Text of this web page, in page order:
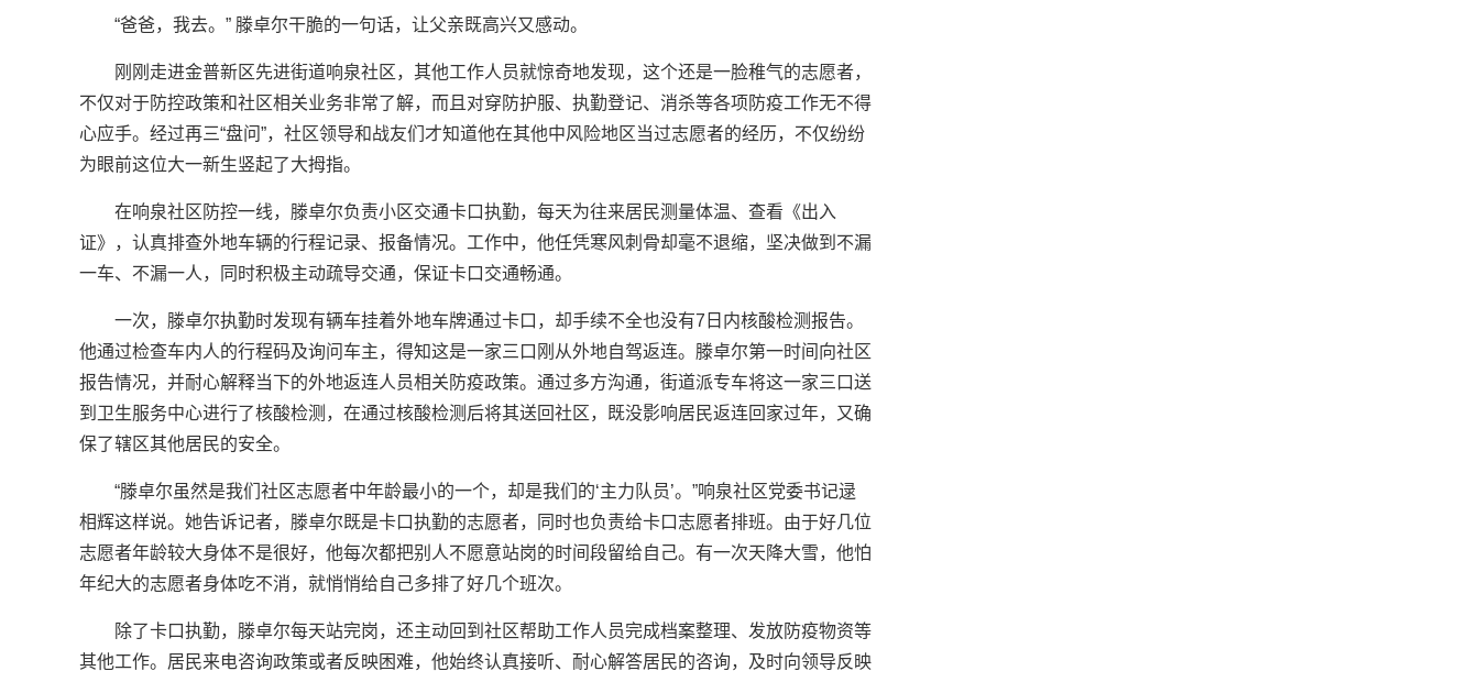
“爸爸，我去。” 滕卓尔干脆的一句话，让父亲既高兴又感动。
刚刚走进金普新区先进街道响泉社区，其他工作人员就惊奇地发现，这个还是一脸稚气的志愿者，
不仅对于防控政策和社区相关业务非常了解，而且对穿防护服、执勤登记、消杀等各项防疫工作无不得
心应手。经过再三“盘问”，社区领导和战友们才知道他在其他中风险地区当过志愿者的经历，不仅纷纷
为眼前这位大一新生竖起了大拇指。
在响泉社区防控一线，滕卓尔负责小区交通卡口执勤，每天为往来居民测量体温、查看《出入
证》，认真排查外地车辆的行程记录、报备情况。工作中，他任凭寒风刺骨却毫不退缩，坚决做到不漏
一车、不漏一人，同时积极主动疏导交通，保证卡口交通畅通。
一次，滕卓尔执勤时发现有辆车挂着外地车牌通过卡口，却手续不全也没有7日内核酸检测报告。
他通过检查车内人的行程码及询问车主，得知这是一家三口刚从外地自驾返连。滕卓尔第一时间向社区
报告情况，并耐心解释当下的外地返连人员相关防疫政策。通过多方沟通，街道派专车将这一家三口送
到卫生服务中心进行了核酸检测，在通过核酸检测后将其送回社区，既没影响居民返连回家过年，又确
保了辖区其他居民的安全。
“滕卓尔虽然是我们社区志愿者中年龄最小的一个，却是我们的‘主力队员’。”响泉社区党委书记逯
相辉这样说。她告诉记者，滕卓尔既是卡口执勤的志愿者，同时也负责给卡口志愿者排班。由于好几位
志愿者年龄较大身体不是很好，他每次都把别人不愿意站岗的时间段留给自己。有一次天降大雪，他怕
年纪大的志愿者身体吃不消，就悄悄给自己多排了好几个班次。
除了卡口执勤，滕卓尔每天站完岗，还主动回到社区帮助工作人员完成档案整理、发放防疫物资等
其他工作。居民来电咨询政策或者反映困难，他始终认真接听、耐心解答居民的咨询，及时向领导反映